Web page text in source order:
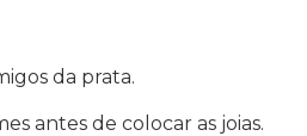
da prata.
antes de colocar as joias.